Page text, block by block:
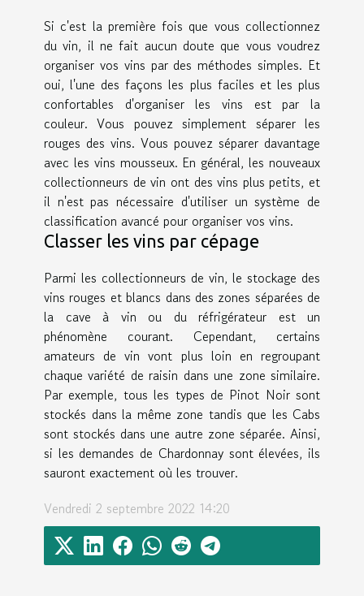
Si c'est la première fois que vous collectionnez
du vin, il ne fait aucun doute que vous voudrez
organiser vos vins par des méthodes simples. Et
oui, l'une des façons les plus faciles et les plus
confortables d'organiser les vins est par la
couleur. Vous pouvez simplement séparer les
rouges des vins. Vous pouvez séparer davantage
avec les vins mousseux. En général, les nouveaux
collectionneurs de vin ont des vins plus petits, et
il n'est pas nécessaire d'utiliser un système de
classification avancé pour organiser vos vins.
Classer les vins par cépage
Parmi les collectionneurs de vin, le stockage des
vins rouges et blancs dans des zones séparées de
la cave à vin ou du réfrigérateur est un
phénomène courant. Cependant, certains
amateurs de vin vont plus loin en regroupant
chaque variété de raisin dans une zone similaire.
Par exemple, tous les types de Pinot Noir sont
stockés dans la même zone tandis que les Cabs
sont stockés dans une autre zone séparée. Ainsi,
si les demandes de Chardonnay sont élevées, ils
sauront exactement où les trouver.
Vendredi 2 septembre 2022 14:20